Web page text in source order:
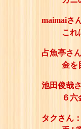
maimaiさ
これ
占魚亭さん
金を
池田俊哉
６
タクさん：